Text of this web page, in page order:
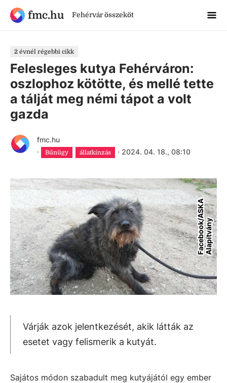
fmc.hu Fehérvár összeköt
2 évnél régebbi cikk
Felesleges kutya Fehérváron:
oszlophoz kötötte, és mellé tette
a tálját meg némi tápot a volt
gazda
fmc.hu
·
Bűnügy állatkínzás · 2024. 04. 18., 08:10
F
a
c
e
b
o
o
k/
A
S
K
A
A
l
a
p
í
t
v
á
ny
Várják azok jelentkezését, akik látták az
esetet vagy felismerik a kutyát.
Sajátos módon szabadult meg kutyájától egy ember